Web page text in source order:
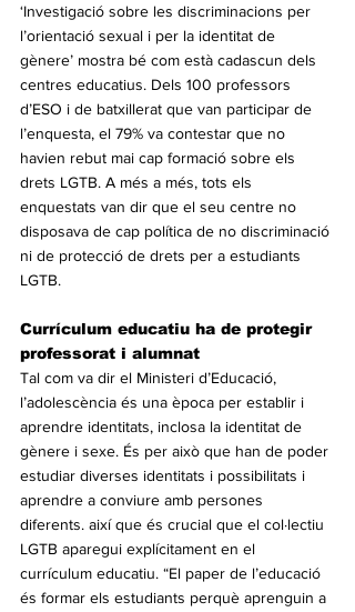
‘Investigació sobre les discriminacions per
l’orientació sexual i per la identitat de
gènere’ mostra bé com està cadascun dels
centres educatius. Dels 100 professors
d’ESO i de batxillerat que van participar de
l’enquesta, el 79% va contestar que no
havien rebut mai cap formació sobre els
drets LGTB. A més a més, tots els
enquestats van dir que el seu centre no
disposava de cap política de no discriminació
ni de protecció de drets per a estudiants
LGTB.
Currículum educatiu ha de protegir
professorat i alumnat
Tal com va dir el Ministeri d’Educació,
l’adolescència és una època per establir i
aprendre identitats, inclosa la identitat de
gènere i sexe. És per això que han de poder
estudiar diverses identitats i possibilitats i
aprendre a conviure amb persones
diferents. així que és crucial que el col·lectiu
LGTB aparegui explícitament en el
currículum educatiu. “El paper de l’educació
és formar els estudiants perquè aprenguin a